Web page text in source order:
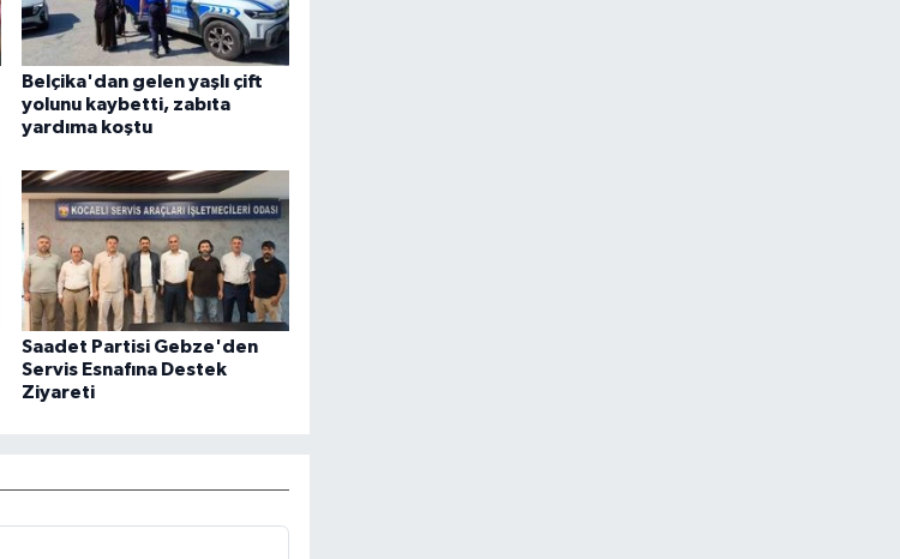
Belçika'dan gelen yaşlı çift
yolunu kaybetti, zabıta
yardıma koştu
Saadet Partisi Gebze'den
Servis Esnafına Destek
Ziyareti